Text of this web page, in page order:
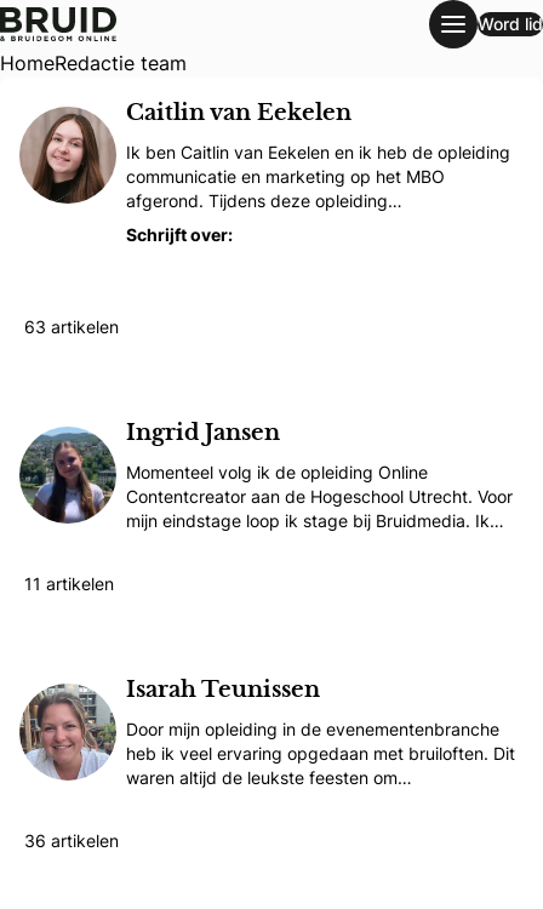
Redactie team
Word lid
HomeRedactie team
Caitlin van Eekelen
Ik ben Caitlin van Eekelen en ik heb de opleiding
communicatie en marketing op het MBO
afgerond. Tijdens deze opleiding…
Schrijft over:
63 artikelen
Ingrid Jansen
Momenteel volg ik de opleiding Online
Contentcreator aan de Hogeschool Utrecht. Voor
mijn eindstage loop ik stage bij Bruidmedia. Ik…
11 artikelen
Isarah Teunissen
Door mijn opleiding in de evenementenbranche
heb ik veel ervaring opgedaan met bruiloften. Dit
waren altijd de leukste feesten om…
36 artikelen